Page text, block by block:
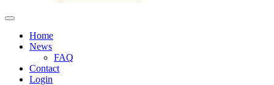
Home
News
FAQ
Contact
Login